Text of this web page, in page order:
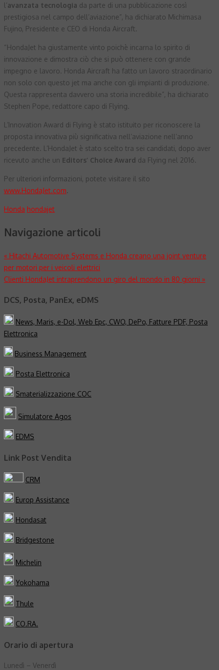
l’avanzata tecnologia da parte di una pubblicazione così
prestigiosa nel campo dell’aviazione”, ha dichiarato Michimasa
Fujino, Presidente e CEO di Honda Aircraft.
“HondaJet ha giustamente vinto poichè incarna lo spirito di
innovazione e dimostra ciò che si può ottenere con grande
impegno e lavoro. Honda Aircraft ha fatto un lavoro straordinario
non solo con questo jet ma anche con gli impianti di produzione.
Questa rappresenta davvero una storia incredibile”, ha dichiarato
Stephen Pope, redattore capo di Flying.
L’Innovation Award di Flying è stato istituito per riconoscere la
proposta innovativa più significativa nell’aviazione nell’anno
precedente. L’HondaJet è stato scelto tra sei candidati, dopo aver
ricevuto anche un Editors’ Choice Award da Flying nel 2016.
Per ulteriori informazioni, potete visitare il sito
www.HondaJet.com
Honda hondajet
Navigazione articoli
« Hitachi Automotive Systems e Honda creano una joint venture
per motori per i veicoli elettrici
Clienti HondaJet intraprendono un giro del mondo in 80 giorni »
DCS, Posta, PanEx, eDMS
News, Maris, e-Dol, Web Epc, CWO, DePo, Fatture PDF, Posta
Elettronica
Business Management
Posta Elettronica
Smaterializzazione COC
Simulatore Agos
EDMS
Link Post Vendita
CRM
Europ Assistance
Hondasat
Bridgestone
Michelin
Yokohama
Thule
CO.RA.
Orario di apertura
Lunedì – Venerdì